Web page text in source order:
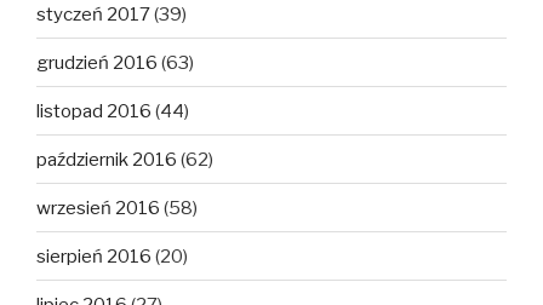
styczeń 2017(39)
grudzień 2016 (63)
listopad 2016 (44)
październik 2016 (62)
wrzesień 2016 (58)
sierpień 2016 (20)